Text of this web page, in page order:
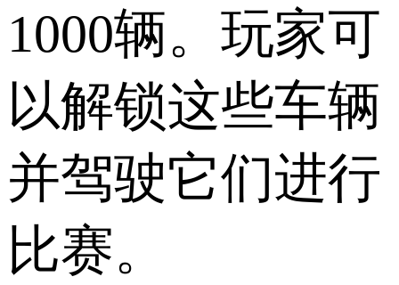
1000辆。玩家可
以解锁这些车辆
并驾驶它们进行
比赛。